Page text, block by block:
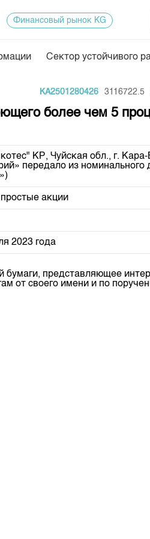
Биржевая деятельность
Центр раскрытия
Финансовый рынок KG
Сектор устойчивого
KA2501280426 3116722.5 5
более чем 5
КР, Чуйская обл., г.
передало из
акции
2023 года
представляющее
своего имени и по